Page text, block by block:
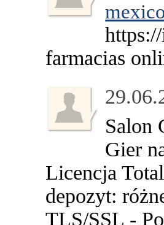
farmacias
Salon
Gier
Licencja
depozyt:
TLS/SSL -